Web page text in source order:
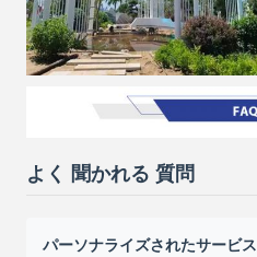
よく 聞かれる 質問
パーソナライズされたサービ